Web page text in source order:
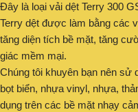
Đây là loại vải dệt Terry 300
Terry dệt được làm bằng các
tăng diện tích bề mặt, tăng
giác mềm mại.
Chúng tôi khuyên bạn nên sử
bọt biển, nhựa vinyl, nhựa,
dụng trên các bề mặt nhạy